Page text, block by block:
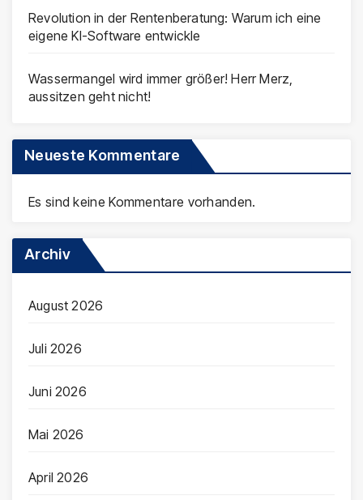
Revolution in der Rentenberatung: Warum ich eine
eigene KI-Software entwickle
Wassermangel wird immer größer! Herr Merz,
aussitzen geht nicht!
Neueste Kommentare
Es sind keine Kommentare vorhanden.
Archiv
August 2026
Juli 2026
Juni 2026
Mai 2026
April 2026